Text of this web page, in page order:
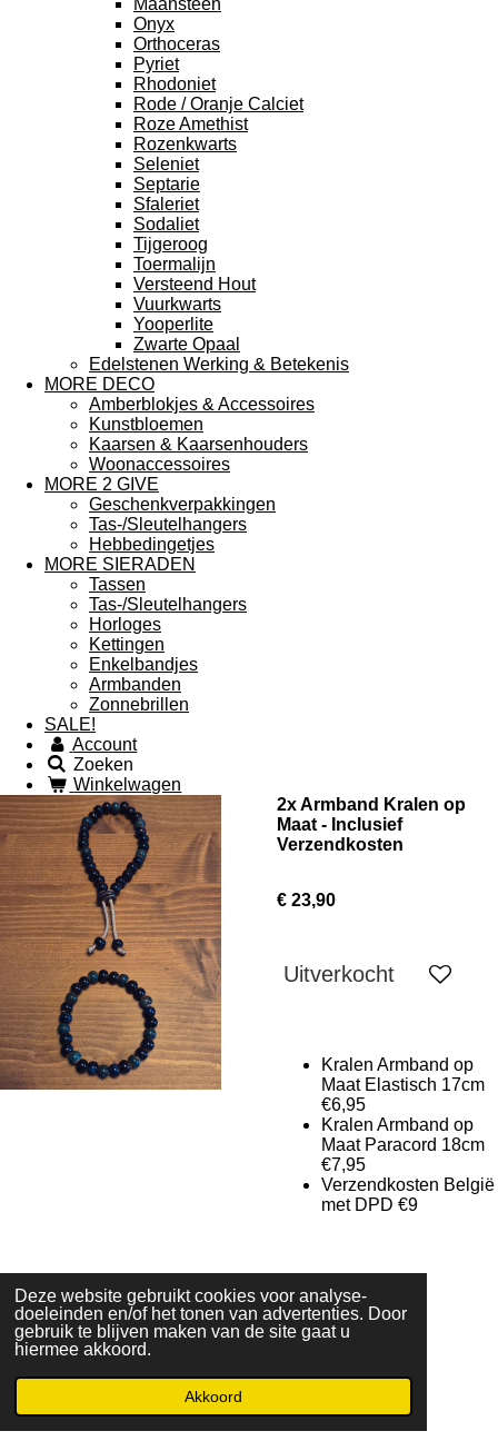
Deze website gebruikt cookies voor analyse-
doeleinden en/of het tonen van advertenties. Door
gebruik te blijven maken van de site gaat u
hiermee akkoord.
Akkoord
Maansteen
Onyx
Orthoceras
Pyriet
Rhodoniet
Rode / Oranje Calciet
Roze Amethist
Rozenkwarts
Seleniet
Septarie
Sfaleriet
Sodaliet
Tijgeroog
Toermalijn
Versteend Hout
Vuurkwarts
Yooperlite
Zwarte Opaal
Edelstenen Werking & Betekenis
MORE DECO
Amberblokjes & Accessoires
Kunstbloemen
Kaarsen & Kaarsenhouders
Woonaccessoires
MORE 2 GIVE
Geschenkverpakkingen
Tas-/Sleutelhangers
Hebbedingetjes
MORE SIERADEN
Tassen
Tas-/Sleutelhangers
Horloges
Kettingen
Enkelbandjes
Armbanden
Zonnebrillen
SALE!
Account
Zoeken
Winkelwagen
2x Armband Kralen op
Maat - Inclusief
Verzendkosten
€ 23,90
Uitverkocht
Kralen Armband op
Maat Elastisch 17cm
€6,95
Kralen Armband op
Maat Paracord 18cm
€7,95
Verzendkosten België
met DPD €9
HOME
Klantenservice
T
k
F
c
I
s
W
a
Email: info@more2choose.nl
Powered byJouwWeb